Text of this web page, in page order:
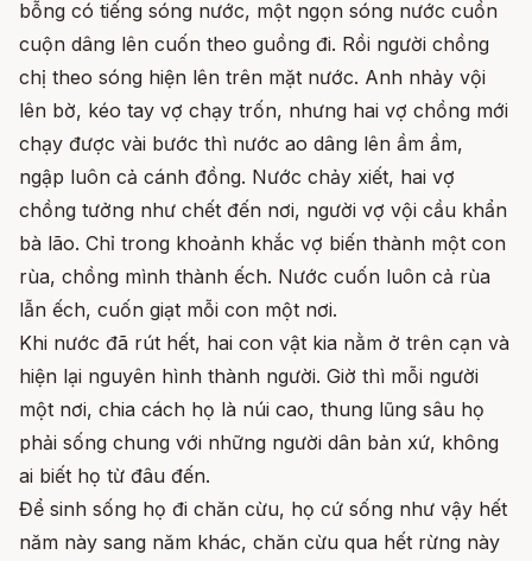
bỗng có tiếng sóng nước, một ngọn sóng nước cuồn
cuộn dâng lên cuốn theo guồng đi. Rồi người chồng
chị theo sóng hiện lên trên mặt nước. Anh nhảy vội
lên bờ, kéo tay vợ chạy trốn, nhưng hai vợ chồng mới
chạy được vài bước thì nước ao dâng lên ầm ầm,
ngập luôn cả cánh đồng. Nước chảy xiết, hai vợ
chồng tưởng như chết đến nơi, người vợ vội cầu khẩn
bà lão. Chỉ trong khoảnh khắc vợ biến thành một con
rùa, chồng mình thành ếch. Nước cuốn luôn cả rùa
lẫn ếch, cuốn giạt mỗi con một nơi.
Khi nước đã rút hết, hai con vật kia nằm ở trên cạn và
hiện lại nguyên hình thành người. Giờ thì mỗi người
một nơi, chia cách họ là núi cao, thung lũng sâu họ
phải sống chung với những người dân bản xứ, không
ai biết họ từ đâu đến.
Để sinh sống họ đi chăn cừu, họ cứ sống như vậy hết
năm này sang năm khác, chăn cừu qua hết rừng này